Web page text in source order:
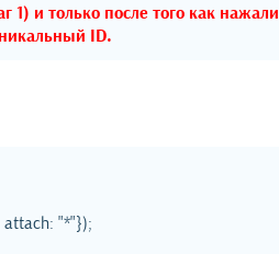
и только после того как нажали
ID.
attach: "*"});